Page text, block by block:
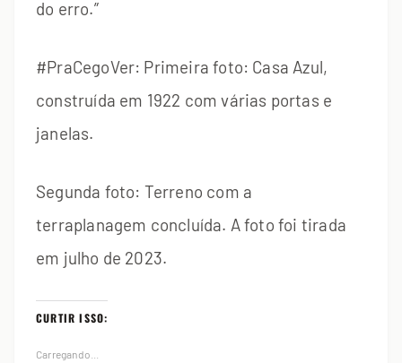
do erro.”
#PraCegoVer: Primeira foto: Casa Azul,
construída em 1922 com várias portas e
janelas.
Segunda foto: Terreno com a
terraplanagem concluída. A foto foi tirada
em julho de 2023.
CURTIR ISSO:
Carregando...